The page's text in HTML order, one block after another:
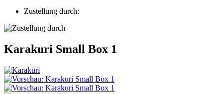
Zustellung durch:
Karakuri Small Box 1